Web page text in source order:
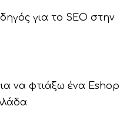
για το SEO στην
να φτιάξω ένα Eshop